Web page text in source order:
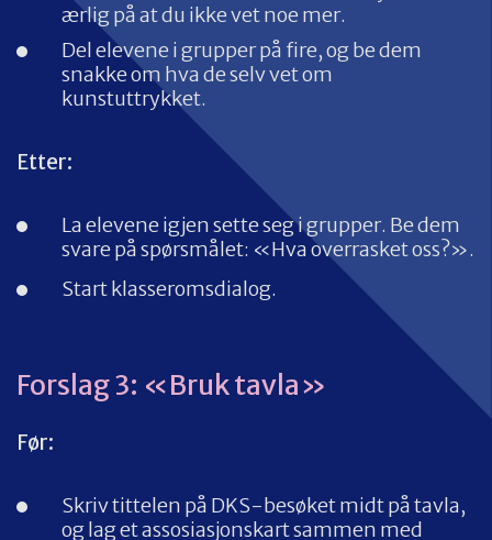
ærlig på at du ikke vet noe mer.
Del elevene i grupper på fire, og be dem
snakke om hva de selv vet om
kunstuttrykket.
Etter:
La elevene igjen sette seg i grupper. Be dem
svare på spørsmålet: «Hva overrasket oss?».
Start klasseromsdialog.
Forslag 3: «Bruk tavla»
Før:
Skriv tittelen på DKS-besøket midt på tavla,
og lag et assosiasjonskart sammen med